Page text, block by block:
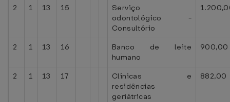
2 1 13 15
Serviço
odontológico -
Consultório
2 1 13 16
Banco de leite
humano
900,00
2 1 13 17
Clínicas e
residências
geriátricas
882,00